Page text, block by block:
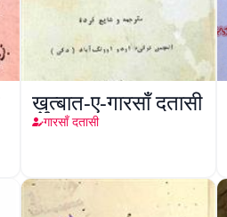
ख़ुत्बात-ए-गारसाँ दतासी
गारसाँ दतासी